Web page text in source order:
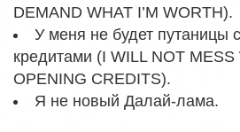
DEMAND WHAT I’M WORTH).
У меня не будет путаницы
кредитами (I WILL NOT
OPENING CREDITS).
Я не новый Далай-лама.